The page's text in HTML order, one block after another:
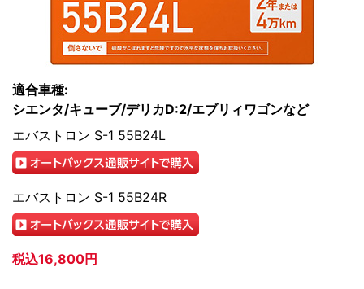
適合車種:
シエンタ/キューブ/デリカD:2/エブリィワゴンなど
エバストロン S-1 55B24L
エバストロン S-1 55B24R
税込16,800円